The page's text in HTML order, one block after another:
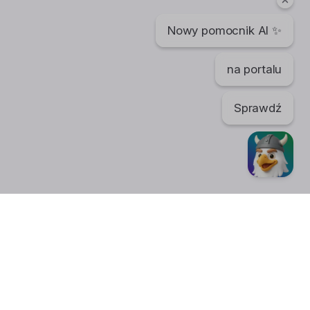
Nowy pomocnik AI ✨
na portalu
Sprawdź